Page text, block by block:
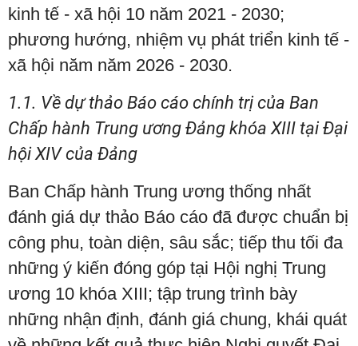
kinh tế - xã hội 10 năm 2021 - 2030;
phương hướng, nhiệm vụ phát triển kinh tế -
xã hội năm năm 2026 - 2030.
1.1. Về dự thảo Báo cáo chính trị của Ban
Chấp hành Trung ương Đảng khóa XIII tại Đại
hội XIV của Đảng
Ban Chấp hành Trung ương thống nhất
đánh giá dự thảo Báo cáo đã được chuẩn bị
công phu, toàn diện, sâu sắc; tiếp thu tối đa
những ý kiến đóng góp tại Hội nghị Trung
ương 10 khóa XIII; tập trung trình bày
những nhận định, đánh giá chung, khái quát